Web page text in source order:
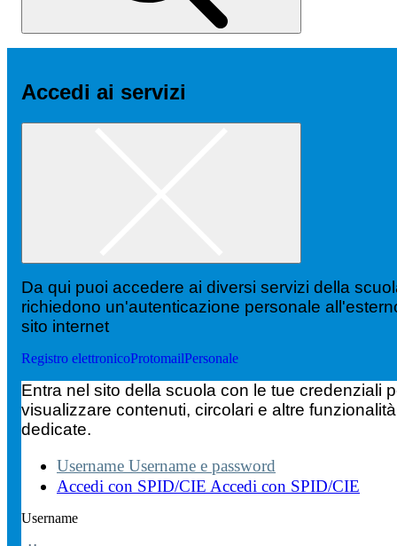
Accedi ai servizi
Da qui puoi accedere ai diversi servizi della
richiedono un'autenticazione personale
sito internet
Registro elettronicoProtomailPersonale
Entra nel sito della scuola con le tue credenziali
visualizzare contenuti, circolari e altre
dedicate.
Username Username e password
Accedi con SPID/CIE Accedi con SPID/CIE
Username